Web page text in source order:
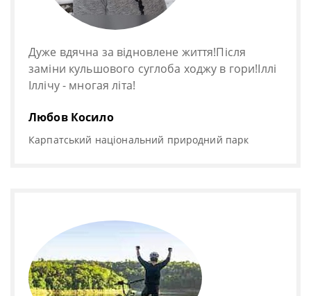
Дуже вдячна за відновлене життя!Після
заміни кульшового суглоба ходжу в гори!Іллі
Іллічу - многая літа!
Любов Косило
Карпатський національний природний парк